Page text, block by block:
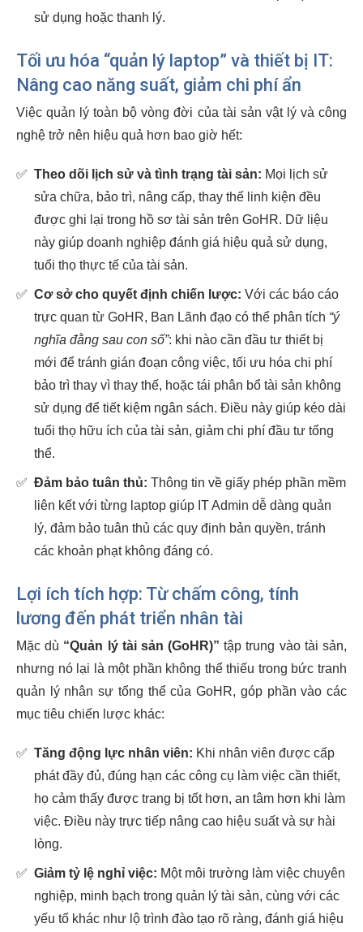
sử dụng hoặc thanh lý.
Tối ưu hóa “quản lý laptop” và thiết bị IT:
Nâng cao năng suất, giảm chi phí ẩn
Việc quản lý toàn bộ vòng đời của tài sản vật lý và công
nghệ trở nên hiệu quả hơn bao giờ hết:
✅ Theo dõi lịch sử và tình trạng tài sản: Mọi lịch sử
sửa chữa, bảo trì, nâng cấp, thay thế linh kiện đều
được ghi lại trong hồ sơ tài sản trên GoHR. Dữ liệu
này giúp doanh nghiệp đánh giá hiệu quả sử dụng,
tuổi thọ thực tế của tài sản.
✅ Cơ sở cho quyết định chiến lược: Với các báo cáo
trực quan từ GoHR, Ban Lãnh đạo có thể phân tích “ý
nghĩa đằng sau con số”: khi nào cần đầu tư thiết bị
mới để tránh gián đoạn công việc, tối ưu hóa chi phí
bảo trì thay vì thay thế, hoặc tái phân bổ tài sản không
sử dụng để tiết kiệm ngân sách. Điều này giúp kéo dài
tuổi thọ hữu ích của tài sản, giảm chi phí đầu tư tổng
thể.
✅ Đảm bảo tuân thủ: Thông tin về giấy phép phần mềm
liên kết với từng laptop giúp IT Admin dễ dàng quản
lý, đảm bảo tuân thủ các quy định bản quyền, tránh
các khoản phạt không đáng có.
Lợi ích tích hợp: Từ chấm công, tính
lương đến phát triển nhân tài
Mặc dù “Quản lý tài sản (GoHR)” tập trung vào tài sản,
nhưng nó lại là một phần không thể thiếu trong bức tranh
quản lý nhân sự tổng thể của GoHR, góp phần vào các
mục tiêu chiến lược khác:
✅ Tăng động lực nhân viên: Khi nhân viên được cấp
phát đầy đủ, đúng hạn các công cụ làm việc cần thiết,
họ cảm thấy được trang bị tốt hơn, an tâm hơn khi làm
việc. Điều này trực tiếp nâng cao hiệu suất và sự hài
lòng.
✅ Giảm tỷ lệ nghỉ việc: Một môi trường làm việc chuyên
nghiệp, minh bạch trong quản lý tài sản, cùng với các
yếu tố khác như lộ trình đào tạo rõ ràng, đánh giá hiệu